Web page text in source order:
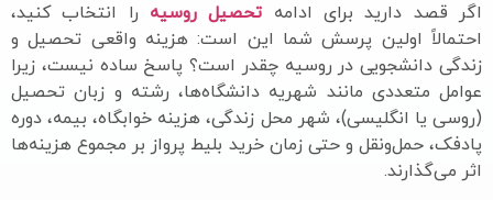
اگر قصد دارید برای ادامه تحصیل روسیه را انتخاب کنید،
احتمالاً اولین پرسش شما این است: هزینه واقعی تحصیل و
زندگی دانشجویی در روسیه چقدر است؟ پاسخ ساده نیست، زیرا
عوامل متعددی مانند شهریه دانشگاه‌ها، رشته و زبان تحصیل
(روسی یا انگلیسی)، شهر محل زندگی، هزینه خوابگاه، بیمه، دوره
پادفک، حمل‌ونقل و حتی زمان خرید بلیط پرواز بر مجموع هزینه‌ها
اثر می‌گذارند.